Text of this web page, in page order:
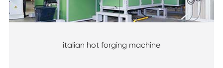
italian hot forging machine